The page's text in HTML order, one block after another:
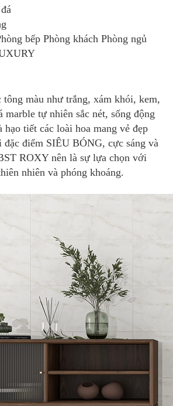
bếp Phòng khách Phòng ngủ
màu như trắng, xám khói, kem,
marble tự nhiên sắc nét, sống động
tiết các loài hoa mang vẻ đẹp
điểm SIÊU BÓNG, cực sáng và
ROXY nên là sự lựa chọn với
nhiên và phóng khoáng.